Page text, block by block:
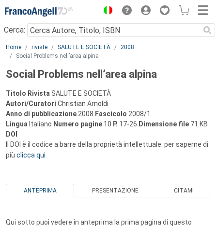
Menu
Cerca:
Main content
Home riviste SALUTE E SOCIETÀ
2008
Social Problems nell’area alpina
Social Problems nell’area alpina
Titolo Rivista SALUTE E SOCIETÀ
Autori/Curatori Christian Arnoldi
Anno di pubblicazione 2008 Fascicolo 2008/1
Lingua Italiano Numero pagine 10 P. 17-26 Dimensione file 71 KB
DOI
Il DOI è il codice a barre della proprietà intellettuale: per saperne di
più clicca qui
ANTEPRIMA PRESENTAZIONE CITAMI
Qui sotto puoi vedere in anteprima la prima pagina di questo